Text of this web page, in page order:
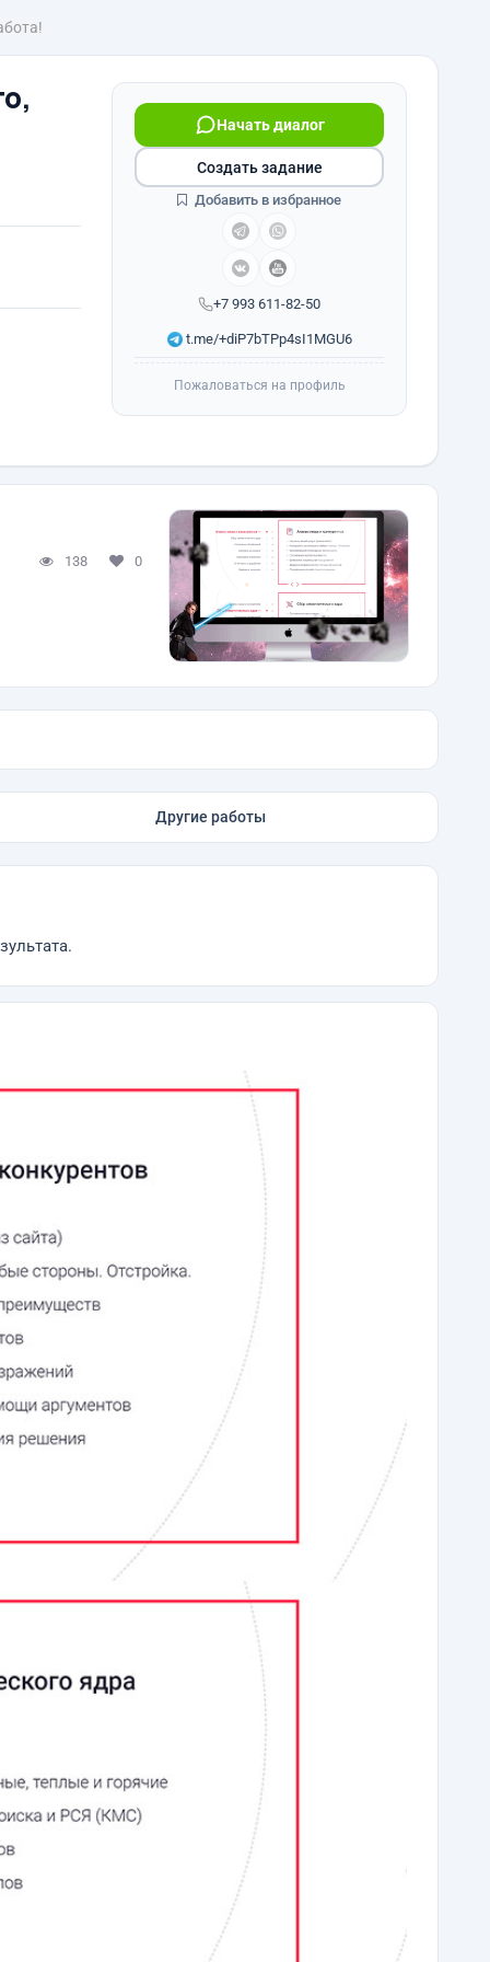
+7 993 611-82-50
Начать диалог
t.me/+diP7bTPp4sI1MGU6
Создать задание
Добавить в избранное
Пожаловаться на профиль
138 0
Другие работы